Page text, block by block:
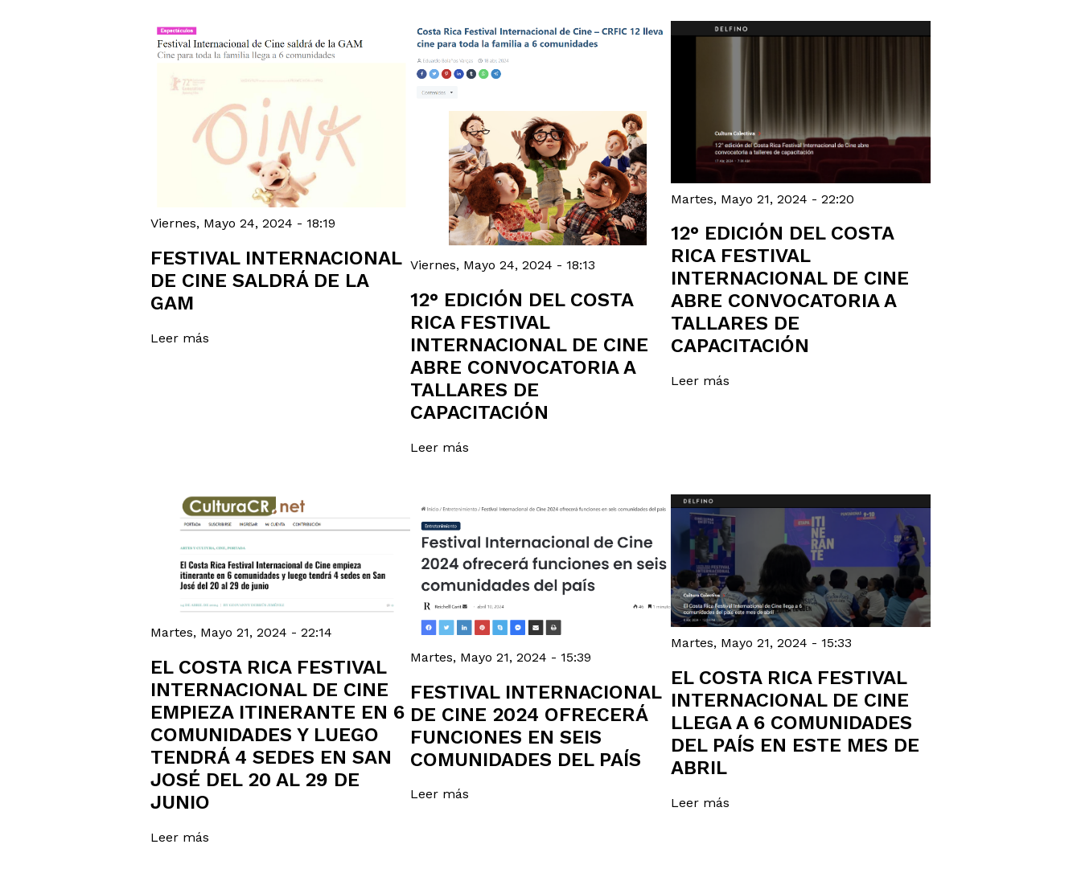
Viernes, Mayo 24, 2024 - 18:19
FESTIVAL INTERNACIONAL
DE CINE SALDRÁ DE LA
GAM
Leer más
Viernes, Mayo 24, 2024 - 18:13
12° EDICIÓN DEL COSTA
RICA FESTIVAL
INTERNACIONAL DE CINE
ABRE CONVOCATORIA A
TALLARES DE
CAPACITACIÓN
Leer más
Martes, Mayo 21, 2024 - 22:20
12° EDICIÓN DEL COSTA
RICA FESTIVAL
INTERNACIONAL DE CINE
ABRE CONVOCATORIA A
TALLARES DE
CAPACITACIÓN
Leer más
Martes, Mayo 21, 2024 - 22:14
EL COSTA RICA FESTIVAL
INTERNACIONAL DE CINE
EMPIEZA ITINERANTE EN 6
COMUNIDADES Y LUEGO
TENDRÁ 4 SEDES EN SAN
JOSÉ DEL 20 AL 29 DE
JUNIO
Leer más
Martes, Mayo 21, 2024 - 15:39
FESTIVAL INTERNACIONAL
DE CINE 2024 OFRECERÁ
FUNCIONES EN SEIS
COMUNIDADES DEL PAÍS
Leer más
Martes, Mayo 21, 2024 - 15:33
EL COSTA RICA FESTIVAL
INTERNACIONAL DE CINE
LLEGA A 6 COMUNIDADES
DEL PAÍS EN ESTE MES DE
ABRIL
Leer más